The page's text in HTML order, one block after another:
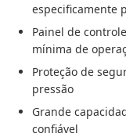
especificamente
Painel de
mínima de
Proteção de
pressão
Grande
confiável